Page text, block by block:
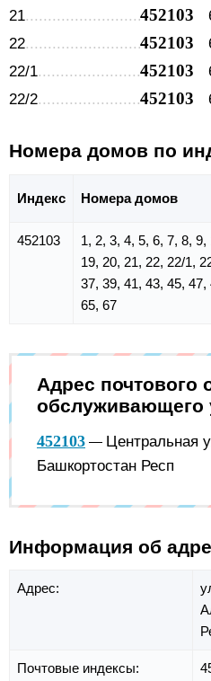
21 452103
22 452103
22/1 452103
22/2 452103
Номера домов по
Индекс Номера домов
452103
1, 2, 3, 4, 5, 6, 7, 8,
19, 20, 21, 22, 22/1,
37, 39, 41, 43, 45,
65, 67
Адрес почтового
обслуживающего
452103 — Центральная
Башкортостан Респ
Информация об
Адрес:
Почтовые индексы: